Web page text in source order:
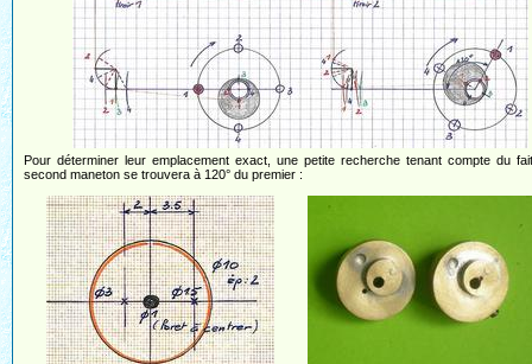
Pour déterminer leur emplacement exact, une petite recherche tenant compte du
second maneton se trouvera à 120° du premier :